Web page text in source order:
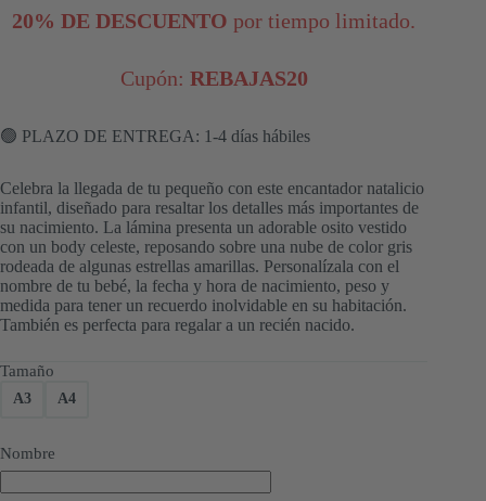
20% DE DESCUENTO por tiempo limitado.
Cupón: REBAJAS20
🟢 PLAZO DE ENTREGA: 1-4 días hábiles
Celebra la llegada de tu pequeño con este encantador natalicio
infantil, diseñado para resaltar los detalles más importantes de
su nacimiento. La lámina presenta un adorable osito vestido
con un body celeste, reposando sobre una nube de color gris
rodeada de algunas estrellas amarillas. Personalízala con el
nombre de tu bebé, la fecha y hora de nacimiento, peso y
medida para tener un recuerdo inolvidable en su habitación.
También es perfecta para regalar a un recién nacido.
Tamaño
A3 A4
Nombre